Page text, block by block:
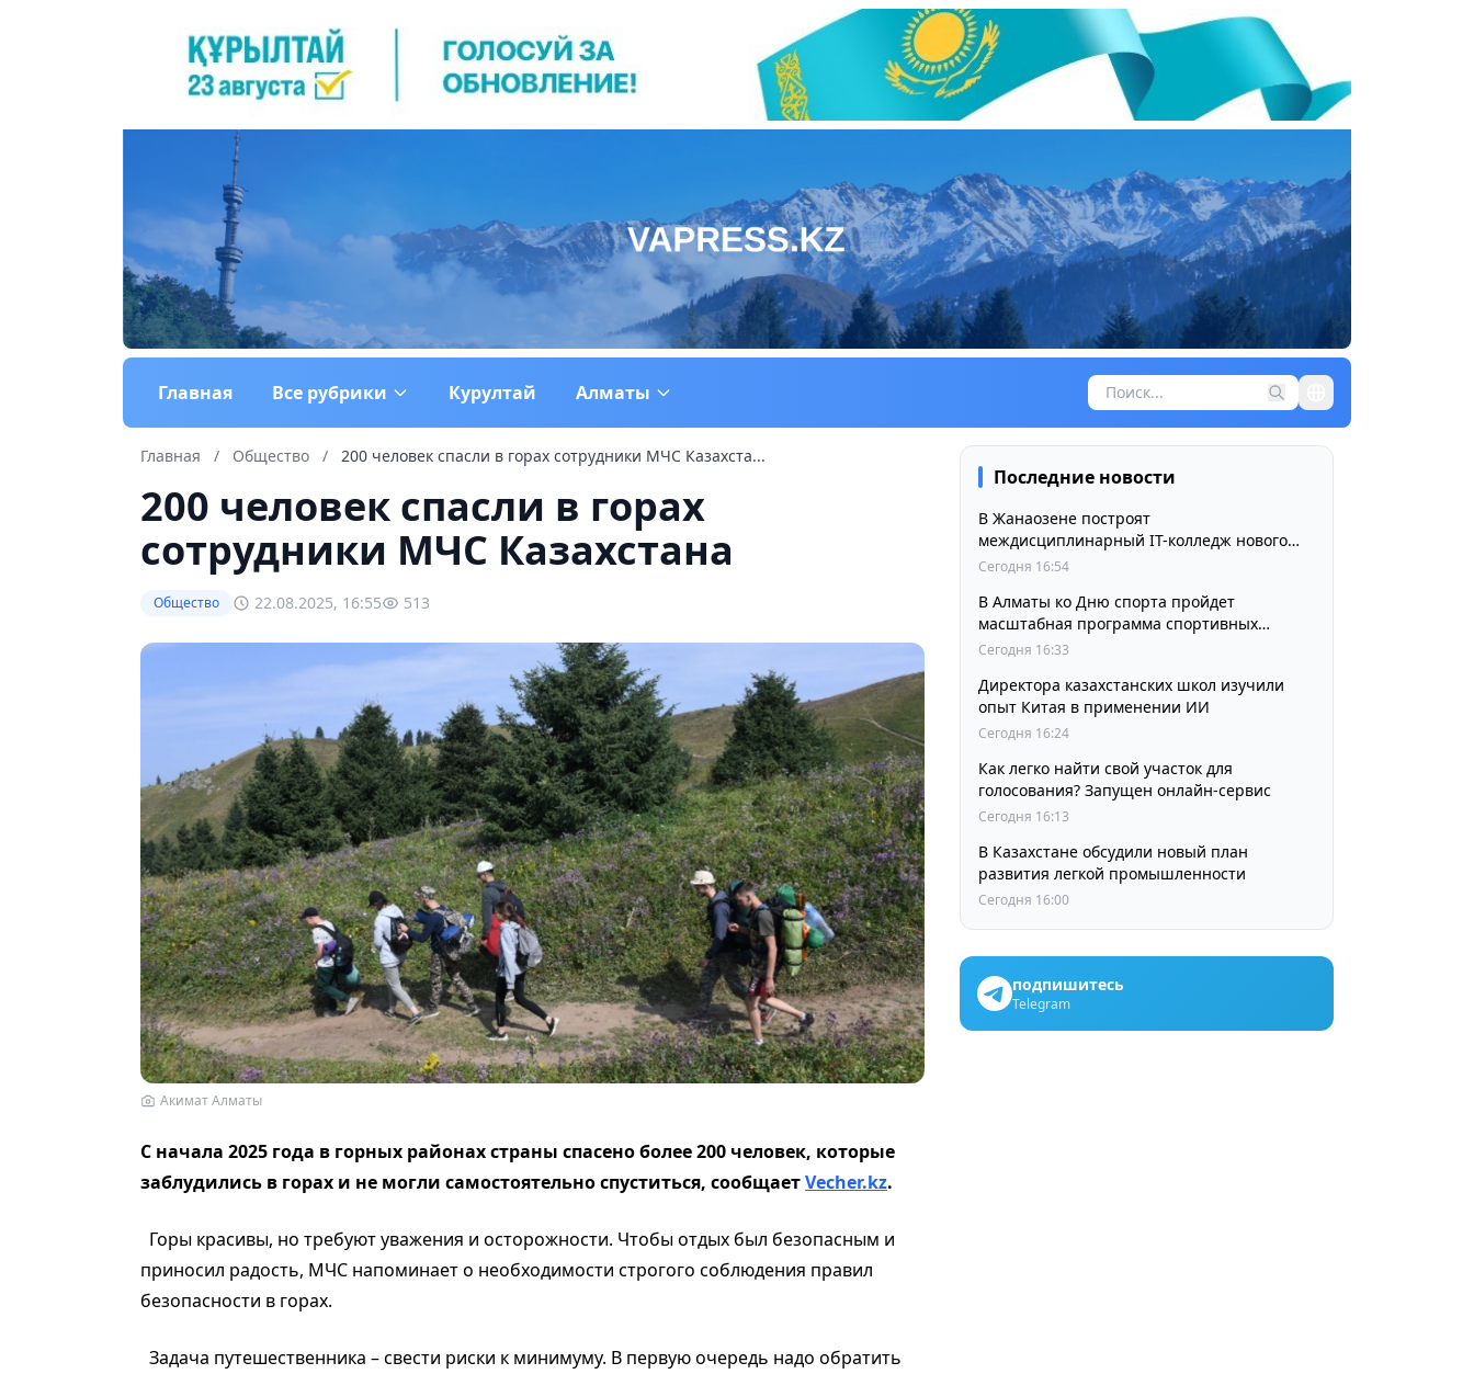
Главная Все рубрики Курултай Алматы
Главная / Общество / 200 человек спасли в горах сотрудники МЧС Казахста...
200 человек спасли в горах
сотрудники МЧС Казахстана
Общество 22.08.2025, 16:55 513
Акимат Алматы
С начала 2025 года в горных районах страны спасено более 200 человек, которые
заблудились в горах и не могли самостоятельно спуститься, сообщаетVecher.kz.
Горы красивы, но требуют уважения и осторожности. Чтобы отдых был безопасным и
приносил радость, МЧС напоминает о необходимости строгого соблюдения правил
безопасности в горах.
Задача путешественника – свести риски к минимуму. В первую очередь надо обратить
Последние новости
В Жанаозене построят
междисциплинарный IT-колледж нового
поколения
Сегодня 16:54
В Алматы ко Дню спорта пройдет
масштабная программа спортивных
мероприятий
Сегодня 16:33
Директора казахстанских школ изучили
опыт Китая в применении ИИ
Сегодня 16:24
Как легко найти свой участок для
голосования? Запущен онлайн-сервис
Сегодня 16:13
В Казахстане обсудили новый план
развития легкой промышленности
Сегодня 16:00
подпишитесь
Telegram